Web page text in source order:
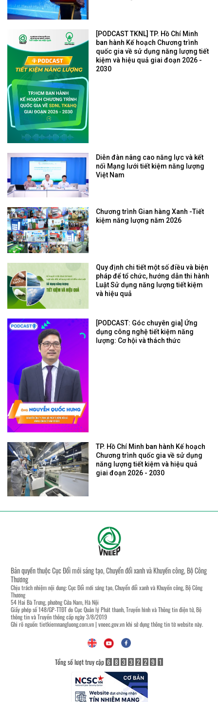
[PODCAST TKNL] TP. Hồ Chí Minh
ban hành Kế hoạch Chương trình
quốc gia về sử dụng năng lượng tiết
kiệm và hiệu quả giai đoạn 2026 -
2030
Diễn đàn nâng cao năng lực và kết
nối Mạng lưới tiết kiệm năng lượng
Việt Nam
Chương trình Gian hàng Xanh -Tiết
kiệm năng lượng năm 2026
Quy định chi tiết một số điều và biện
pháp để tổ chức, hướng dẫn thi hành
Luật Sử dụng năng lượng tiết kiệm
và hiệu quả
[PODCAST: Góc chuyên gia] Ứng
dụng công nghệ tiết kiệm năng
lượng: Cơ hội và thách thức
TP. Hồ Chí Minh ban hành Kế hoạch
Chương trình quốc gia về sử dụng
năng lượng tiết kiệm và hiệu quả
giai đoạn 2026 - 2030
Bản quyền thuộc Cục Đổi mới sáng tạo, Chuyển đổi xanh và Khuyến công, Bộ Công
Thương
Chịu trách nhiệm nội dung: Cục Đổi mới sáng tạo, Chuyển đổi xanh và Khuyến công, Bộ Công
Thương
54 Hai Bà Trưng, phường Cửa Nam, Hà Nội
Giấy phép số 148/GP-TTĐT do Cục Quản lý Phát thanh, Truyền hình và Thông tin điện tử, Bộ
thông tin và Truyền thông cấp ngày 3/8/2019
Ghi rõ nguồn:tietkiemnangluong.com.vn| vneec.gov.vnkhi sử dụng thông tin từ website này.
Tổng số lượt truy cập 6 8 3 3 2 2 9 1